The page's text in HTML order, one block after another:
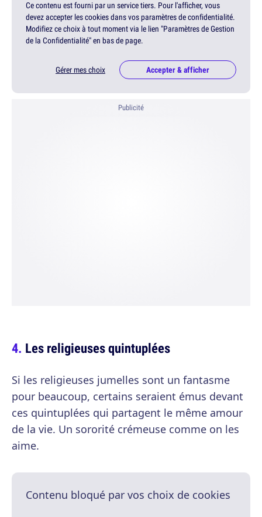
Ce contenu est fourni par un service tiers. Pour l'afficher, vous
devez accepter les cookies dans vos paramètres de confidentialité.
Modifiez ce choix à tout moment via le lien "Paramètres de Gestion
de la Confidentialité" en bas de page.
Gérer mes choix Accepter & afficher
Publicité
Les religieuses quintuplées
Si les religieuses jumelles sont un fantasme
pour beaucoup, certains seraient émus devant
ces quintuplées qui partagent le même amour
de la vie. Un sororité crémeuse comme on les
aime.
Contenu bloqué par vos choix de cookies